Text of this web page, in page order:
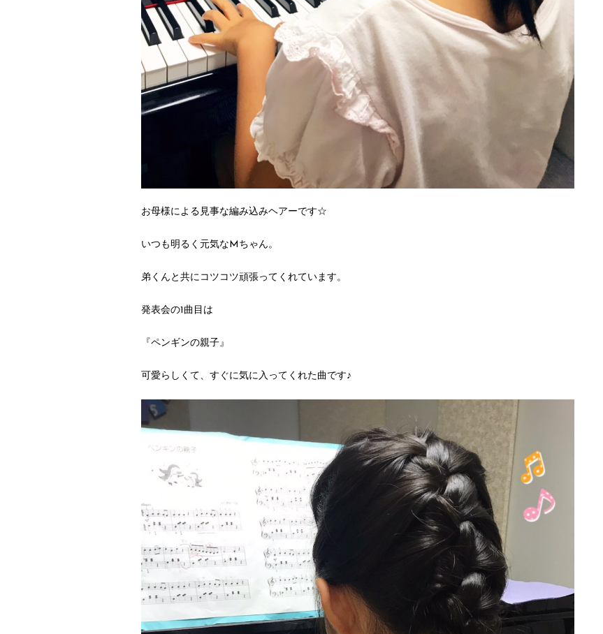
お母様による見事な編み込みヘアーです☆
いつも明るく元気なMちゃん。
弟くんと共にコツコツ頑張ってくれています。
発表会の1曲目は
『ペンギンの親子』
可愛らしくて、すぐに気に入ってくれた曲です♪